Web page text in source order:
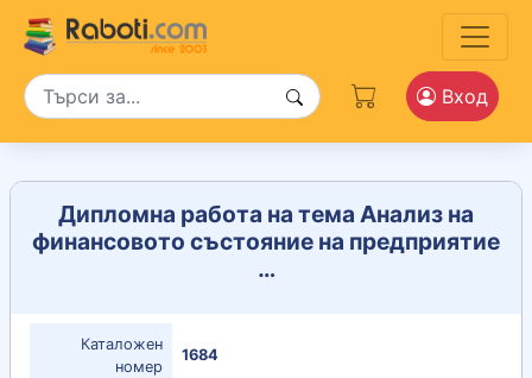
Вход
Дипломна работа на тема Анализ на
финансовото състояние на предприятие
…
Каталожен
номер
1684